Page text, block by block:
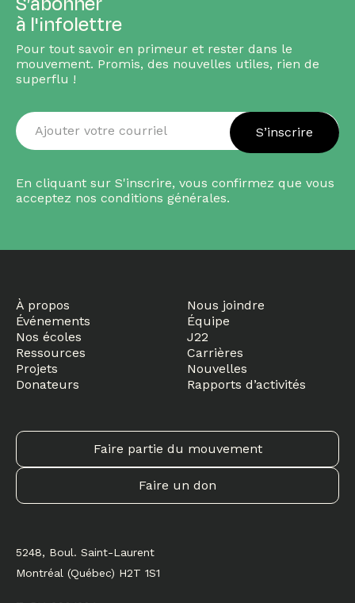
à l'infolettre
Pour tout savoir en primeur et rester dans le
mouvement. Promis, des nouvelles utiles, rien de
superflu !
Ajouter
votre
courriel
S’inscrire
En cliquant sur S'inscrire, vous confirmez que vous
acceptez nos conditions générales.
5248, Boul. Saint-Laurent
Montréal (Québec) H2T 1S1
À propos
Événements
Nos écoles
Ressources
Projets
Donateurs
Nous joindre
Équipe
J22
Carrières
Nouvelles
Rapports d’activités
Faire partie du mouvement
Faire un don